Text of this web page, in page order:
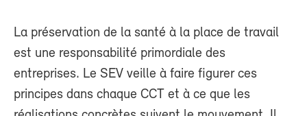
La préservation de la santé à la place de travail
est une responsabilité primordiale des
entreprises. Le SEV veille à faire figurer ces
principes dans chaque CCT et à ce que les